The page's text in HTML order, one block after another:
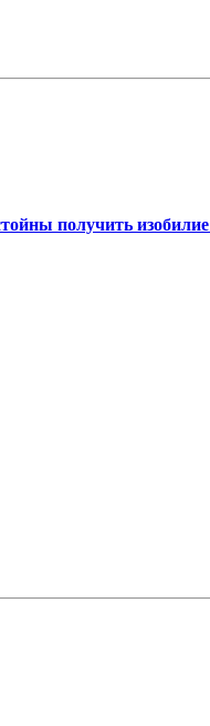
получить изобилие